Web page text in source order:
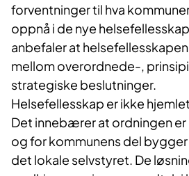
forventninger til hva
oppnå i de nye
anbefaler at
mellom overordnede-,
strategiske beslutninger.
Helsefellesskap er ikke
Det innebærer at ordningen
og for kommunens del
det lokale selvstyret. De